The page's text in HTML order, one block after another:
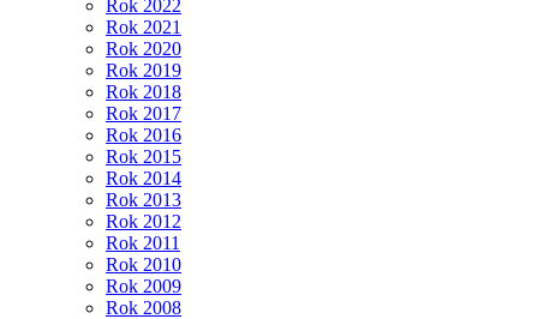
Rok 2022
Rok 2021
Rok 2020
Rok 2019
Rok 2018
Rok 2017
Rok 2016
Rok 2015
Rok 2014
Rok 2013
Rok 2012
Rok 2011
Rok 2010
Rok 2009
Rok 2008